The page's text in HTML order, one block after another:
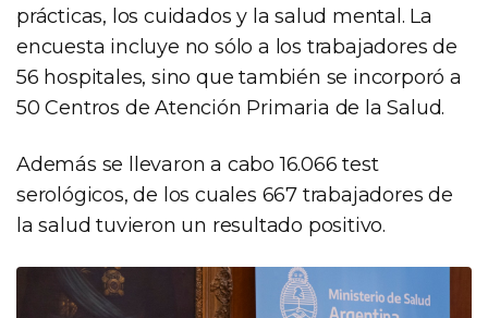
prácticas, los cuidados y la salud mental. La
encuesta incluye no sólo a los trabajadores de
56 hospitales, sino que también se incorporó a
50 Centros de Atención Primaria de la Salud.
Además se llevaron a cabo 16.066 test
serológicos, de los cuales 667 trabajadores de
la salud tuvieron un resultado positivo.